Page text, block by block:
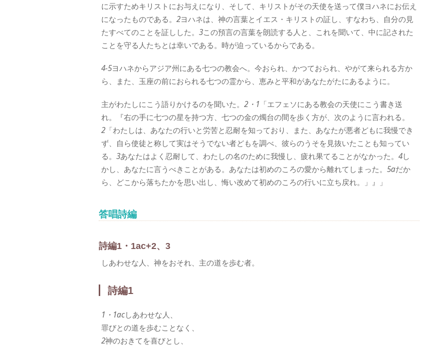
に示すためキリストにお与えになり、そして、キリストがその天使を送って僕ヨハネにお伝え
になったものである。 2ヨハネは、神の言葉とイエス・キリストの証し、すなわち、自分の見
たすべてのことを証しした。 3この預言の言葉を朗読する人と、これを聞いて、中に記された
ことを守る人たちとは幸いである。時が迫っているからである。
4‐5ヨハネからアジア州にある七つの教会へ。今おられ、かつておられ、やがて来られる方か
ら、また、玉座の前におられる七つの霊から、恵みと平和があなたがたにあるように。
主がわたしにこう語りかけるのを聞いた。 2・1 「エフェソにある教会の天使にこう書き送
れ。『右の手に七つの星を持つ方、七つの金の燭台の間を歩く方が、次のように言われる。
2 「わたしは、あなたの行いと労苦と忍耐を知っており、また、あなたが悪者どもに我慢でき
ず、自ら使徒と称して実はそうでない者どもを調べ、彼らのうそを見抜いたことも知ってい
る。 3あなたはよく忍耐して、わたしの名のために我慢し、疲れ果てることがなかった。 4し
かし、あなたに言うべきことがある。あなたは初めのころの愛から離れてしまった。 5aだか
ら、どこから落ちたかを思い出し、悔い改めて初めのころの行いに立ち戻れ。」』」
答唱詩編
詩編1・1ac+2、3
しあわせな人、神をおそれ、主の道を歩む者。
詩編1
1・1acしあわせな人、
罪びとの道を歩むことなく、
2神のおきてを喜びとし、